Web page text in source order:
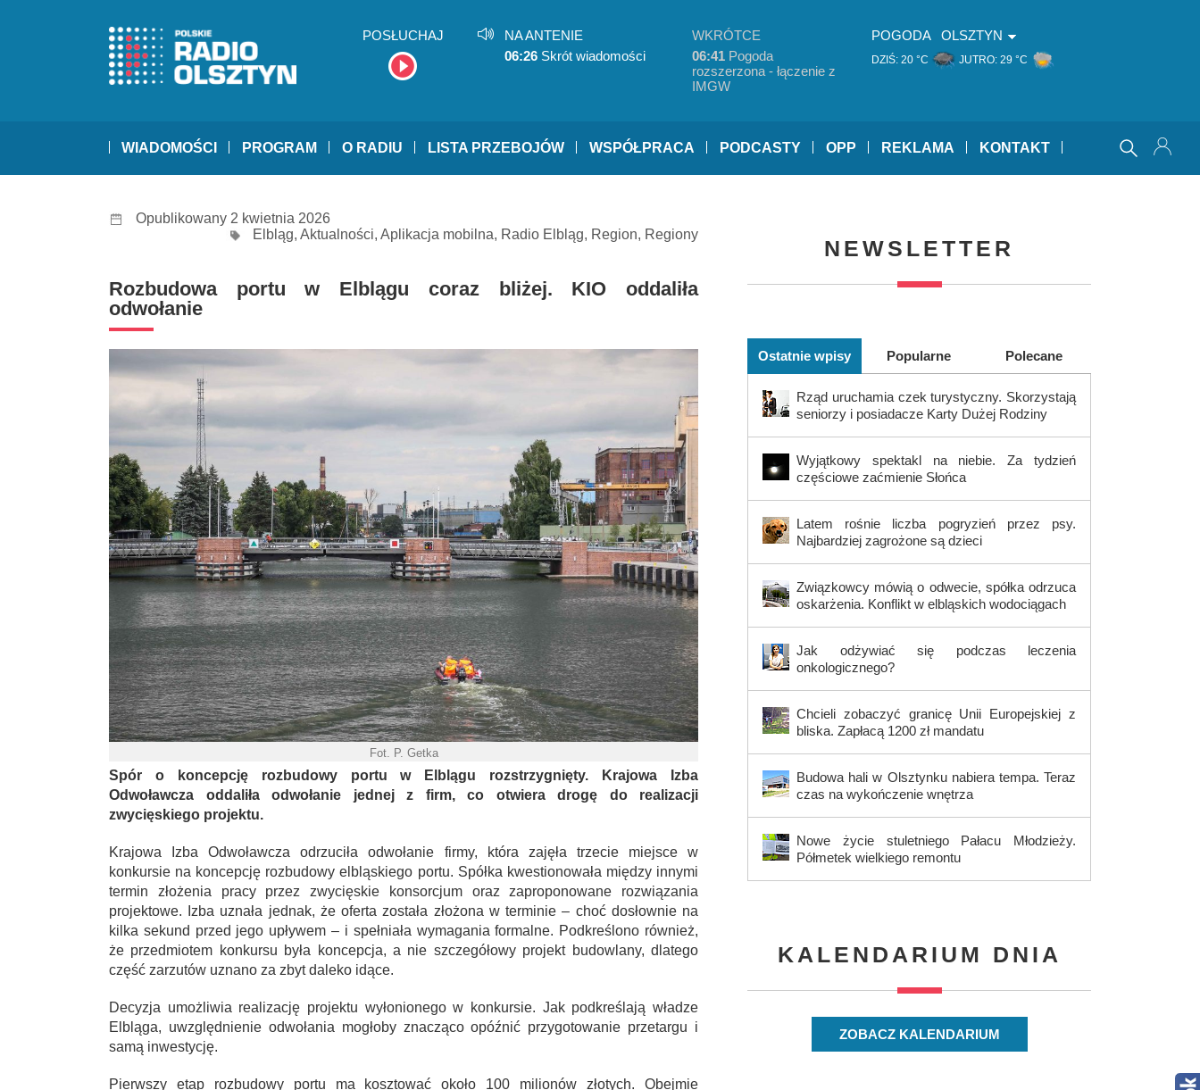
POSŁUCHAJ
NA ANTENIE
06:26 Skrót wiadomości
WKRÓTCE
06:41 Pogoda
rozszerzona - łączenie z
IMGW
POGODA OLSZTYN
DZIŚ: 20 °C JUTRO: 29 °C
WIADOMOŚCI PROGRAM O RADIU LISTA PRZEBOJÓW WSPÓŁPRACA PODCASTY OPP REKLAMA KONTAKT
Opublikowany 2 kwietnia 2026
Elbląg, Aktualności, Aplikacja mobilna, Radio Elbląg, Region, Regiony
Rozbudowa portu w Elblągu coraz bliżej. KIO oddaliła
odwołanie
Fot. P. Getka
Spór o koncepcję rozbudowy portu w Elblągu rozstrzygnięty. Krajowa Izba
Odwoławcza oddaliła odwołanie jednej z firm, co otwiera drogę do realizacji
zwycięskiego projektu.
Krajowa Izba Odwoławcza odrzuciła odwołanie firmy, która zajęła trzecie miejsce w
konkursie na koncepcję rozbudowy elbląskiego portu. Spółka kwestionowała między innymi
termin złożenia pracy przez zwycięskie konsorcjum oraz zaproponowane rozwiązania
projektowe. Izba uznała jednak, że oferta została złożona w terminie – choć dosłownie na
kilka sekund przed jego upływem – i spełniała wymagania formalne. Podkreślono również,
że przedmiotem konkursu była koncepcja, a nie szczegółowy projekt budowlany, dlatego
część zarzutów uznano za zbyt daleko idące.
Decyzja umożliwia realizację projektu wyłonionego w konkursie. Jak podkreślają władze
Elbląga, uwzględnienie odwołania mogłoby znacząco opóźnić przygotowanie przetargu i
samą inwestycję.
Pierwszy etap rozbudowy portu ma kosztować około 100 milionów złotych. Obejmie
NEWSLETTER
Ostatnie wpisy Popularne Polecane
Rząd uruchamia czek turystyczny. Skorzystają
seniorzy i posiadacze Karty Dużej Rodziny
Wyjątkowy spektakl na niebie. Za tydzień
częściowe zaćmienie Słońca
Latem rośnie liczba pogryzień przez psy.
Najbardziej zagrożone są dzieci
Związkowcy mówią o odwecie, spółka odrzuca
oskarżenia. Konflikt w elbląskich wodociągach
Jak odżywiać się podczas leczenia
onkologicznego?
Chcieli zobaczyć granicę Unii Europejskiej z
bliska. Zapłacą 1200 zł mandatu
Budowa hali w Olsztynku nabiera tempa. Teraz
czas na wykończenie wnętrza
Nowe życie stuletniego Pałacu Młodzieży.
Półmetek wielkiego remontu
KALENDARIUM DNIA
ZOBACZ KALENDARIUM